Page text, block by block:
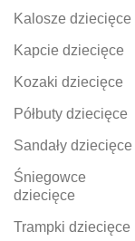
Kalosze dziecięce
Kapcie dziecięce
Kozaki dziecięce
Półbuty dziecięce
Sandały dziecięce
Śniegowce
dziecięce
Trampki dziecięce